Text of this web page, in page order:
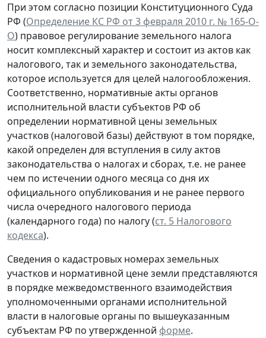
При этом согласно позиции Конституционного Суда
РФ (Определение КС РФ от 3 февраля 2010 г. № 165-О-
О) правовое регулирование земельного налога
носит комплексный характер и состоит из актов как
налогового, так и земельного законодательства,
которое используется для целей налогообложения.
Соответственно, нормативные акты органов
исполнительной власти субъектов РФ об
определении нормативной цены земельных
участков (налоговой базы) действуют в том порядке,
какой определен для вступления в силу актов
законодательства о налогах и сборах, т.е. не ранее
чем по истечении одного месяца со дня их
официального опубликования и не ранее первого
числа очередного налогового периода
(календарного года) по налогу (ст. 5 Налогового
кодекса).
Сведения о кадастровых номерах земельных
участков и нормативной цене земли представляются
в порядке межведомственного взаимодействия
уполномоченными органами исполнительной
власти в налоговые органы по вышеуказанным
субъектам РФ по утвержденной форме.